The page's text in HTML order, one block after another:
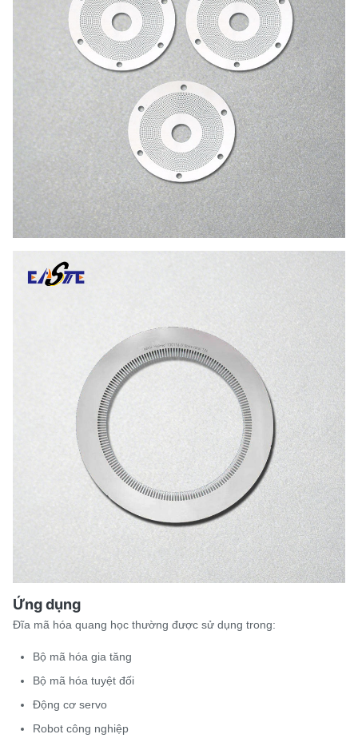
Ứng dụng
Đĩa mã hóa quang học thường được sử dụng trong:
Bộ mã hóa gia tăng
Bộ mã hóa tuyệt đối
Động cơ servo
Robot công nghiệp